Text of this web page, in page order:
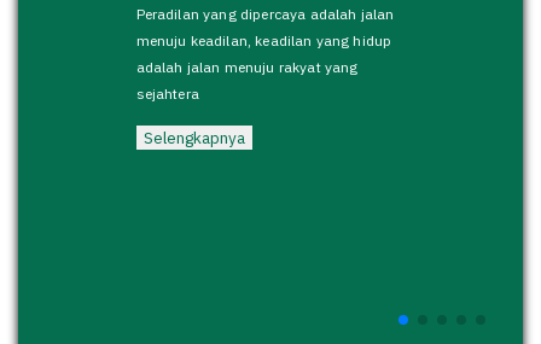
Peradilan yang dipercaya adalah jalan
menuju keadilan, keadilan yang hidup
adalah jalan menuju rakyat yang
sejahtera
Selengkapnya